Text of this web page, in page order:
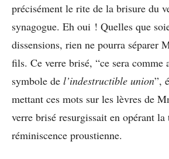
précisément le rite de la brisure du
synagogue. Eh oui ! Quelles que
dissensions, rien ne pourra séparer
fils. Ce verre brisé, “ce sera comme
symbole de l’indestructible union”,
mettant ces mots sur les lèvres de
verre brisé resurgissait en opérant
réminiscence proustienne.